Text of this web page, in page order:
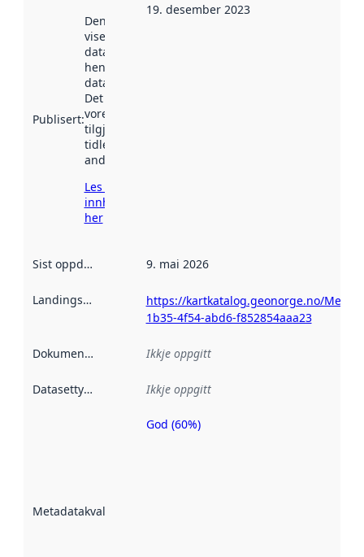
Publisert:
Denne datoen
viser når
datasettet vart
henta inn av
data.norge.no.
Det kan ha
vore
tilgjengeleg
tidlegare
andre stader.
Les meir om
innhenting
her
19. desember 2023
Sist oppdatert 9. mai 2026
Landingsside
https://kartkatalog.geonorge.no/
1b35-4f54-abd6-f852854aaa23
Dokumentasjon Ikkje oppgitt
Datasettype Ikkje oppgitt
Metadatakvalitet
Metadatakvalitet
God (60%)